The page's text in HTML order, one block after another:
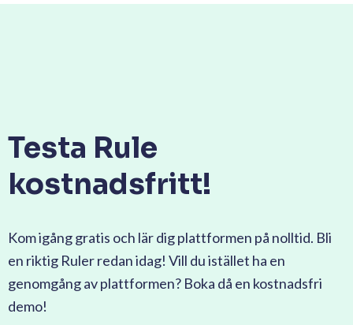
Testa Rule
kostnadsfritt!
Kom igång gratis och lär dig plattformen på nolltid. Bli
en riktig Ruler redan idag! Vill du istället ha en
genomgång av plattformen? Boka då en kostnadsfri
demo!